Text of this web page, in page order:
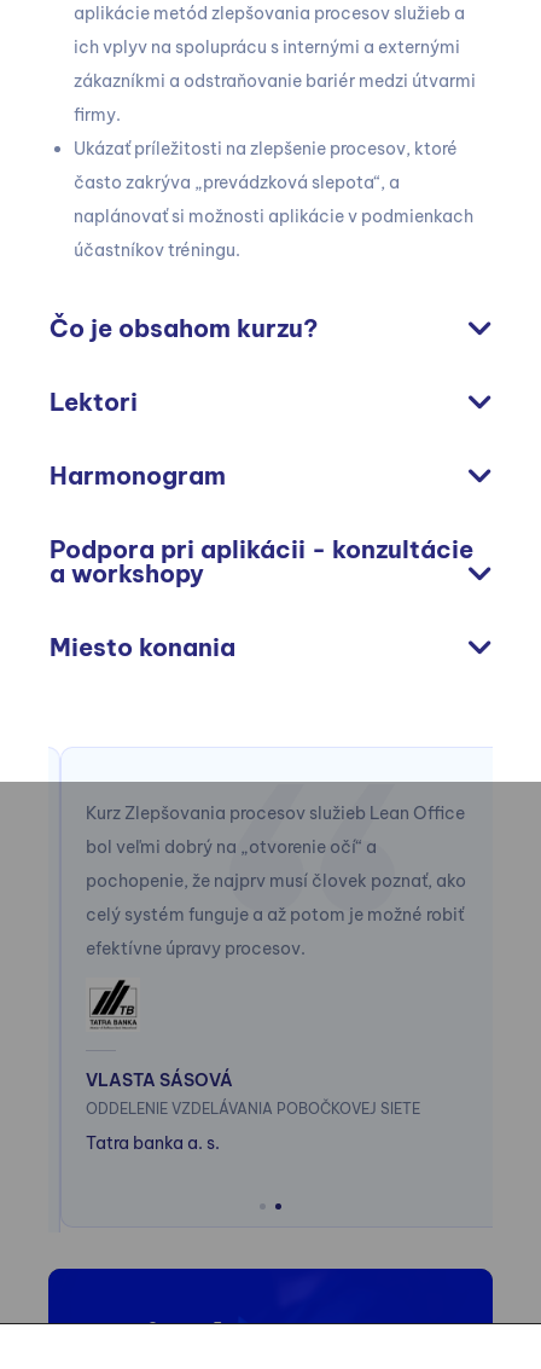
aplikácie metód zlepšovania procesov služieb a
ich vplyv na spoluprácu s internými a externými
zákazníkmi a odstraňovanie bariér medzi útvarmi
firmy.
Ukázať príležitosti na zlepšenie procesov, ktoré
často zakrýva „prevádzková slepota“, a
naplánovať si možnosti aplikácie v podmienkach
účastníkov tréningu.
Čo je obsahom kurzu?
Lektori
Harmonogram
Podpora pri aplikácii - konzultácie
a workshopy
Miesto konania
Kurz Zlepšovania procesov služieb Lean Office
bol veľmi dobrý na „otvorenie očí“ a
pochopenie, že najprv musí človek poznať, ako
celý systém funguje a až potom je možné robiť
efektívne úpravy procesov.
VLASTA SÁSOVÁ
ODDELENIE VZDELÁVANIA POBOČKOVEJ SIETE
Tatra banka a. s.
Prihláška do